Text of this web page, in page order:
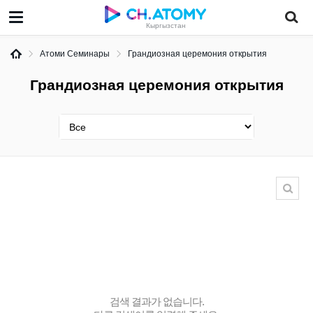
Кыргызстан
Атоми Семинары Грандиозная церемония открытия
Грандиозная церемония открытия
검색 결과가 없습니다.